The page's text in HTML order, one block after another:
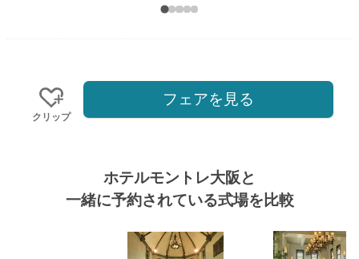
クリップ
フェアを見る
ホテルモントレ大阪と
一緒に予約されている式場を比較